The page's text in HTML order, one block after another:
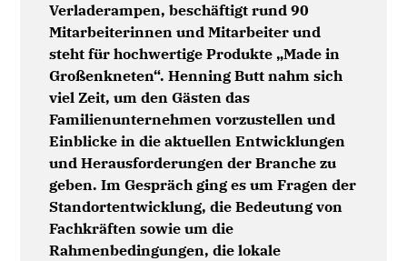
Verladerampen, beschäftigt rund 90
Mitarbeiterinnen und Mitarbeiter und
steht für hochwertige Produkte „Made in
Großenkneten“. Henning Butt nahm sich
viel Zeit, um den Gästen das
Familienunternehmen vorzustellen und
Einblicke in die aktuellen Entwicklungen
und Herausforderungen der Branche zu
geben. Im Gespräch ging es um Fragen der
Standortentwicklung, die Bedeutung von
Fachkräften sowie um die
Rahmenbedingungen, die lokale